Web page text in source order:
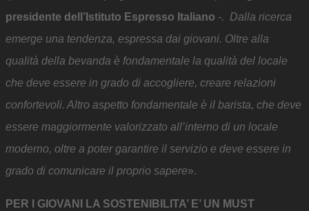
presidente dell’Istituto Espresso Italiano -. Dalla ricerca
emerge una tendenza, espressa dai giovani. Oltre alla
qualità della bevanda è fondamentale la qualità del locale
che deve essere in grado di accogliere, creare relazioni
confortevoli. Altro aspetto fondamentale è il barista, che deve
essere maggiormente valorizzato all’interno di un locale
moderno, oltre a poter garantire il servizio e deve essere in
grado di comunicare il proprio sapere».
PER I GIOVANI LA SOSTENIBILITA’ E’ UN MUST